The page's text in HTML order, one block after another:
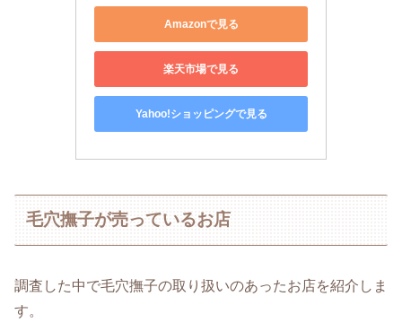
Amazonで見る
楽天市場で見る
Yahoo!ショッピングで見る
毛穴撫子が売っているお店
調査した中で毛穴撫子の取り扱いのあったお店を紹介しま
す。